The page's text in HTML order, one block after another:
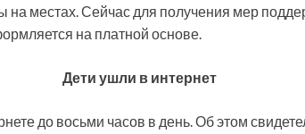
местах. Сейчас для получения мер
на платной основе.
Дети ушли в интернет
до восьми часов в день. Об этом